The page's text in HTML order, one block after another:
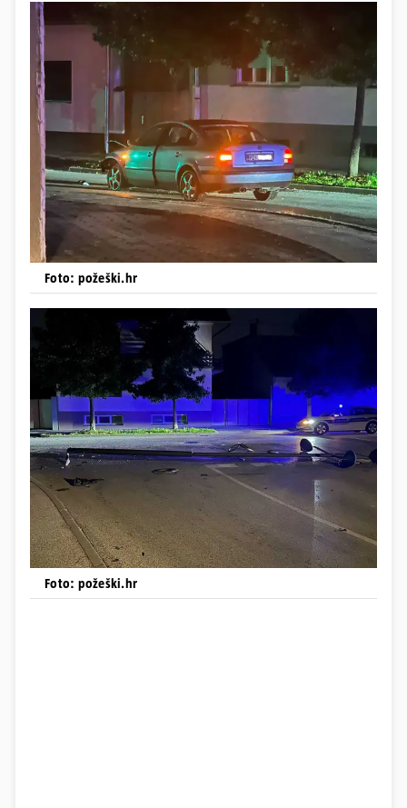
Foto: požeški.hr
Foto: požeški.hr